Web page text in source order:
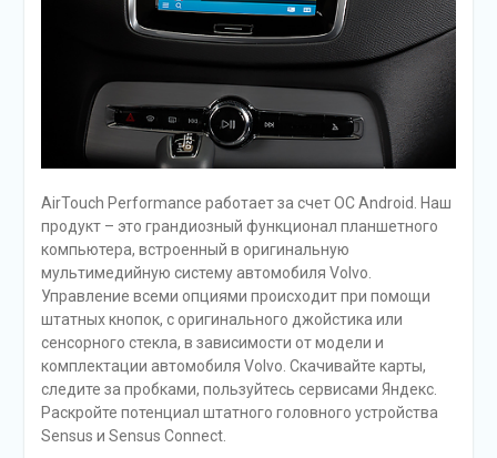
AirTouch Performance работает за счет ОС Android. Наш
продукт – это грандиозный функционал планшетного
компьютера, встроенный в оригинальную
мультимедийную систему автомобиля Volvo.
Управление всеми опциями происходит при помощи
штатных кнопок, с оригинального джойстика или
сенсорного стекла, в зависимости от модели и
комплектации автомобиля Volvo. Скачивайте карты,
следите за пробками, пользуйтесь сервисами Яндекс.
Раскройте потенциал штатного головного устройства
Sensus и Sensus Connect.